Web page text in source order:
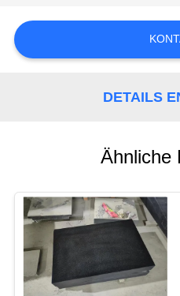
FORDERN
SIE EIN
POLICY
DETAILS
Ähnliche